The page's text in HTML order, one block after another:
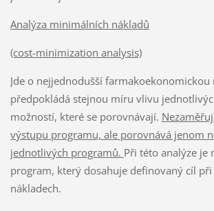
Analýza minimálních nákladů
(cost-minimization analysis)
Jde o nejjednodušší
předpokládá stejnou míru vlivu
možností, které se porovnávají.
výstupu programu, ale porovnává jenom
jednotlivých programů. Při této analýze je
program, který dosahuje definovaný cíl
nákladech.